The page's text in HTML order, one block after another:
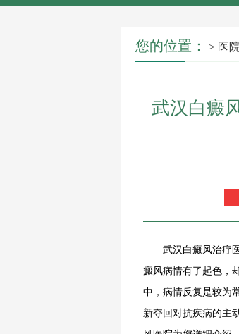
您的位置： > 医
武汉白癜
武汉 白癜风治疗
癜风病情有了起色，
中，病情反复是较为
新夺回对抗疾病的主